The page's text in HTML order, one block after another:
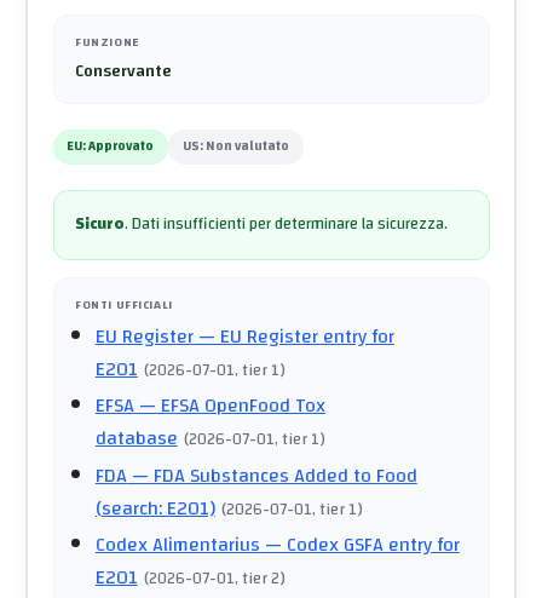
FUNZIONE
Conservante
EU:Approvato US:Non valutato
Sicuro.Dati insufficienti per determinare la sicurezza.
FONTI UFFICIALI
EU Register— EU Register entry for
E201 (2026-07-01, tier 1)
EFSA— EFSA OpenFood Tox
database (2026-07-01, tier 1)
FDA— FDA Substances Added to Food
(search: E201) (2026-07-01, tier 1)
Codex Alimentarius— Codex GSFA entry for
E201 (2026-07-01, tier 2)